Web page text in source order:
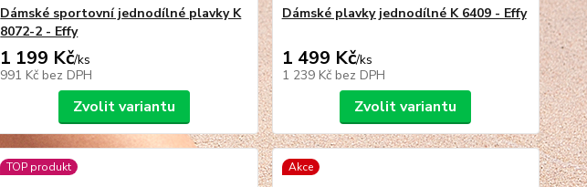
Dámské sportovní jednodílné plavky K
8072-2 - Effy
1 199 Kč/ks
991 Kč bez DPH
Zvolit variantu
Dámské plavky jednodílné K 6409 - Effy
1 499 Kč/ks
1 239 Kč bez DPH
Zvolit variantu
TOP produkt Akce